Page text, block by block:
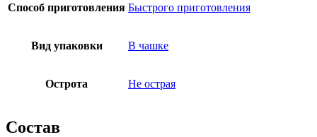
Способ приготовления Быстрого приготовления
Вид упаковки В чашке
Острота Не острая
Состав